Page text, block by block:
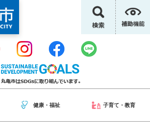
健康・福祉 子育て・教育